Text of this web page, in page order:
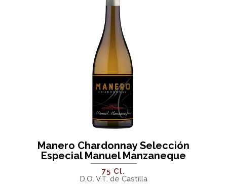
Manero Chardonnay Selección
Especial Manuel Manzaneque
75 Cl.
D.O. V.T. de Castilla